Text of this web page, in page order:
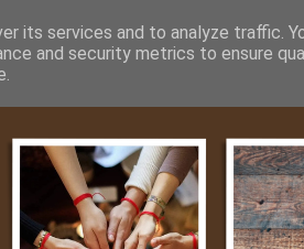
its services and to analyze traffic.
and security metrics to ensure